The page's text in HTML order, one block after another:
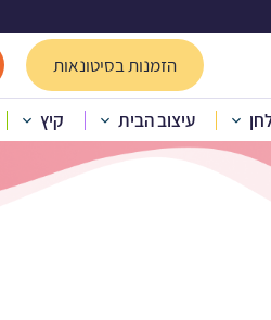
הזמנות בסיטונאות
עיצוב הבית קיץ
- כסף
שולחן בת מצווה – כסף